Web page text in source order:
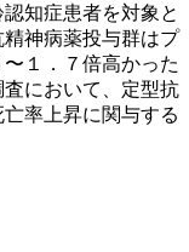
知症患者を対象と
神病薬投与群はプ
１．７倍高かった
において、定型抗
率上昇に関与する